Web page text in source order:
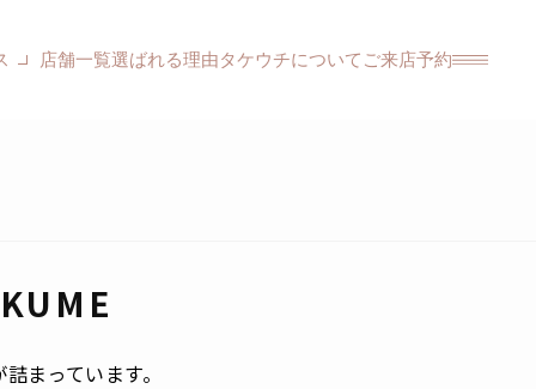
店舗一覧選ばれる理由タケウチについて ご来店予約
まっています。